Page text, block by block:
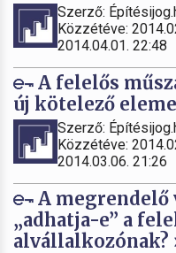
Szerző:
Közzétéve:
2014.04.01. 22:48
A felelős
új kötelező
Szerző:
Közzétéve:
2014.03.06. 21:26
A
„adhatja-e” a
alvállalkozónak?